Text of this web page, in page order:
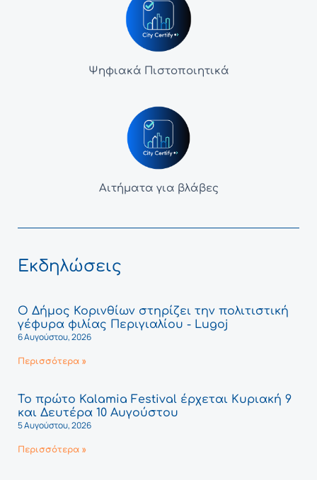
Ψηφιακά Πιστοποιητικά
Αιτήματα για βλάβες
Εκδηλώσεις
Ο Δήμος Κορινθίων στηρίζει την πολιτιστική
γέφυρα φιλίας Περιγιαλίου - Lugoj
6 Αυγούστου, 2026
Περισσότερα »
Το πρώτο Kalamia Festival έρχεται Κυριακή 9
και Δευτέρα 10 Αυγούστου
5 Αυγούστου, 2026
Περισσότερα »